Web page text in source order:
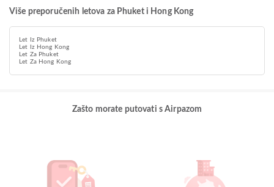
Više preporučenih letova za Phuket i Hong Kong
Let Iz Phuket
Let Iz Hong Kong
Let Za Phuket
Let Za Hong Kong
Zašto morate putovati s Airpazom